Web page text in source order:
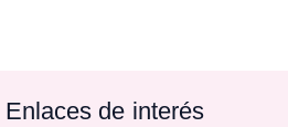
Enlaces de interés